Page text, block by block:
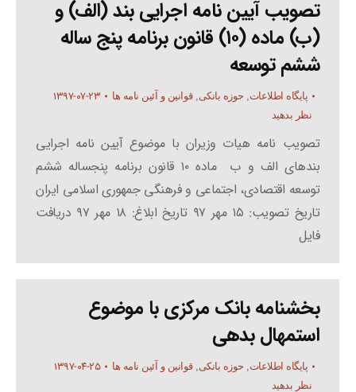
تصویب آیین نامه اجرایی بند (الف) و
(ب) ماده (۱۰) قانون برنامه پنج ساله
ششم توسعه
پایگاه اطلاعات, حوزه بانکی,قوانین و آئین نامه ها ۱۳۹۷-۰۷-۲۳
نظر بدهید
تصویب نامه هیات وزیران با موضوع آیین نامه اجرایی
بندهای الف و ب ماده ۱۰ قانون برنامه پنجساله ششم
توسعه اقتصادی، اجتماعی و فرهنگی جمهوری اسلامی ایران
تاریخ تصویب: ۱۵ مهر ۹۷ تاریخ ابلاغ: ۱۸ مهر ۹۷ دریافت
فایل
بخشنامه بانک مرکزی با موضوع
استمهال بدهی
پایگاه اطلاعات, حوزه بانکی,قوانین و آئین نامه ها ۱۳۹۷-۰۴-۲۵
نظر بدهید